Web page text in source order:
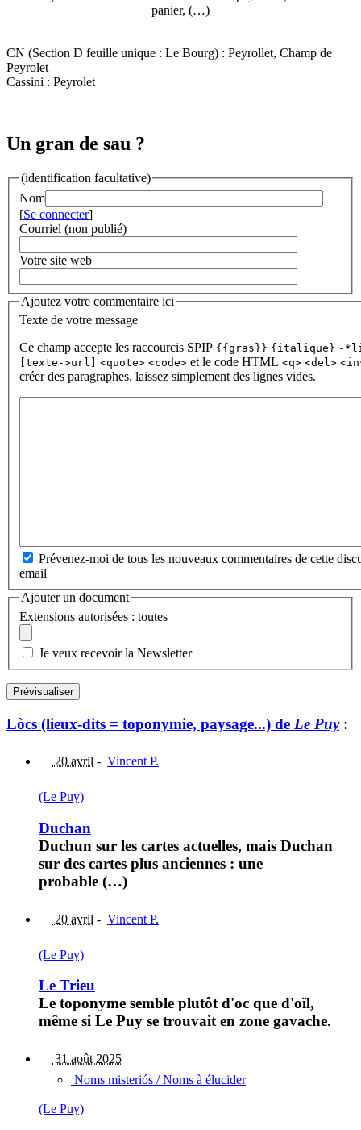
panier, (…)
CN (Section D feuille unique : Le Bourg) : Peyrollet, Champ de
Peyrolet
Cassini : Peyrolet
Un gran de sau ?
(identification facultative)
Nom
[Se connecter]
Courriel (non publié)
Votre site web
Ajoutez votre commentaire ici
Texte de votre message
Ce champ accepte les raccourcis SPIP {{gras}} {italique} -
[texte->url]
<quote> <code> et le code HTML <q> <del>
créer des paragraphes, laissez simplement des lignes vides.
Prévenez-moi de tous les nouveaux commentaires de cette
email
Ajouter un document
Extensions autorisées : toutes
Je veux recevoir la Newsletter
Lòcs (lieux-dits = toponymie, paysage...) de Le Puy:
20 avril - Vincent P.
(Le Puy)
Duchan
Duchun sur les cartes actuelles, mais Duchan
sur des cartes plus anciennes : une
probable (…)
20 avril - Vincent P.
(Le Puy)
Le Trieu
Le toponyme semble plutôt d'oc que d'oïl,
même si Le Puy se trouvait en zone gavache.
31 août 2025
Noms misteriós / Noms à élucider
(Le Puy)